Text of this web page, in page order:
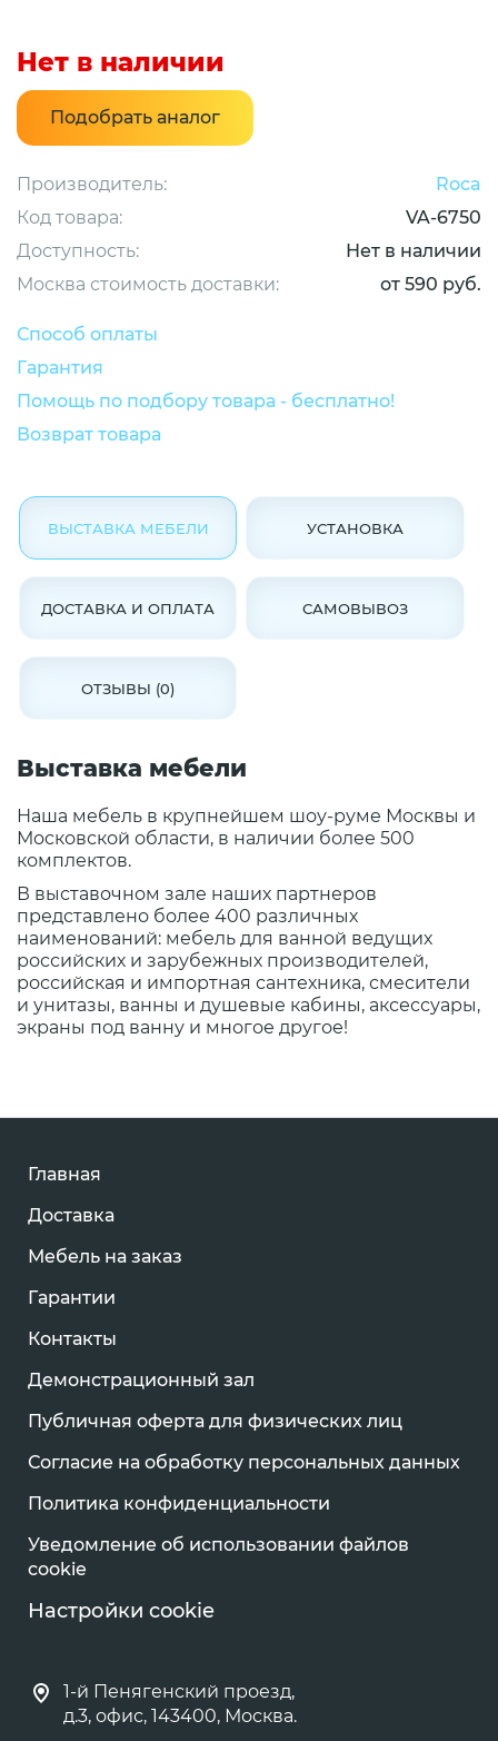
Нет в наличии
Подобрать аналог
Производитель:
Roca
Код товара:
VA-6750
Доступность:
Нет в наличии
Москва стоимость доставки:
от 590 руб.
Способ оплаты
Гарантия
Помощь по подбору товара - бесплатно!
Возврат товара
ВЫСТАВКА МЕБЕЛИ УСТАНОВКА
ДОСТАВКА И ОПЛАТА САМОВЫВОЗ
ОТЗЫВЫ (0)
Выставка мебели
Наша мебель в крупнейшем шоу-руме Москвы и
Московской области, в наличии более 500
комплектов.
В выставочном зале наших партнеров
представлено более 400 различных
наименований: мебель для ванной ведущих
российских и зарубежных производителей,
российская и импортная сантехника, смесители
и унитазы, ванны и душевые кабины, аксессуары,
экраны под ванну и многое другое!
Главная
Доставка
Мебель на заказ
Гарантии
Контакты
Демонстрационный зал
Публичная оферта для физических лиц
Согласие на обработку персональных данных
Политика конфиденциальности
Уведомление об использовании файлов
cookie
Настройки cookie
1-й Пенягенский проезд,
д.3, офис, 143400, Москва.